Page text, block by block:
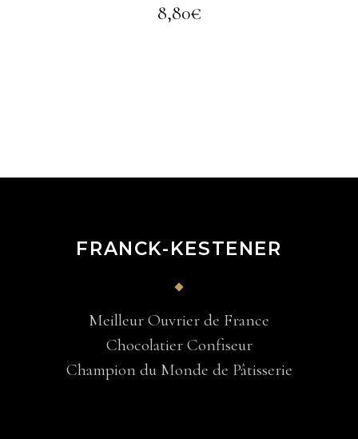
8,80€
FRANCK-KESTENER
Meilleur Ouvrier de France
Chocolatier Confiseur
Champion du Monde de Pâtisserie